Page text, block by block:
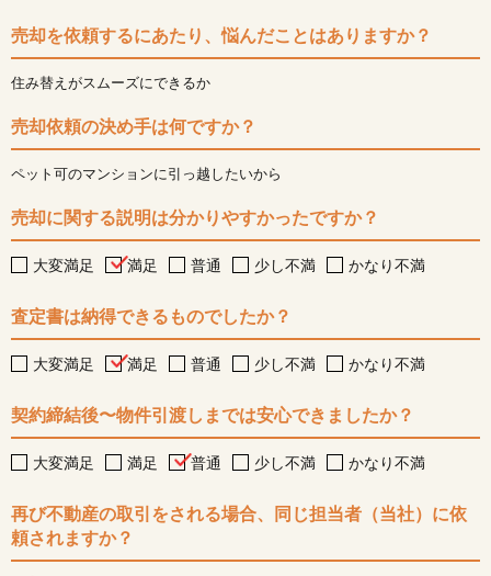
売却を依頼するにあたり、悩んだことはありますか？
住み替えがスムーズにできるか
売却依頼の決め手は何ですか？
ペット可のマンションに引っ越したいから
売却に関する説明は分かりやすかったですか？
大変満足 満足 普通 少し不満 かなり不満
査定書は納得できるものでしたか？
大変満足 満足 普通 少し不満 かなり不満
契約締結後〜物件引渡しまでは安心できましたか？
大変満足 満足 普通 少し不満 かなり不満
再び不動産の取引をされる場合、同じ担当者（当社）に依
頼されますか？